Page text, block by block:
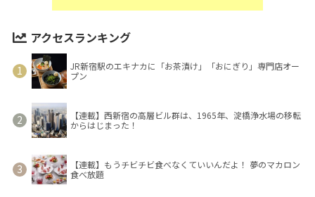
アクセスランキング
JR新宿駅のエキナカに「お茶漬け」「おにぎり」専門店オー
プン
【連載】西新宿の高層ビル群は、1965年、淀橋浄水場の移転
からはじまった！
【連載】もうチビチビ食べなくていいんだよ！ 夢のマカロン
食べ放題